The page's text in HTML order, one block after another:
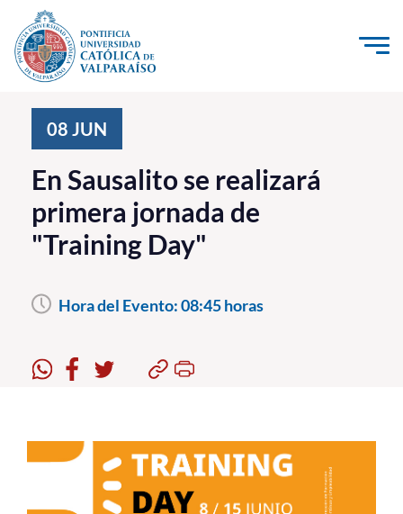
Click acá para ir directamente al contenido
Investigación, Creación e Innovación
PUCV Internacional
Vinculación con el Medio
Postgrado
Estudiantes
08 JUN
En Sausalito se realizará
primera jornada de
"Training Day"
Hora del Evento:08:45 horas